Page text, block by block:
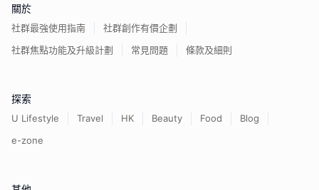
關於
社群最強使用指南
社群創作有價企劃
社群焦點功能及升級計劃
常見問題 條款及細則
探索
U Lifestyle Travel HK Beauty Food
Blog
e-zone